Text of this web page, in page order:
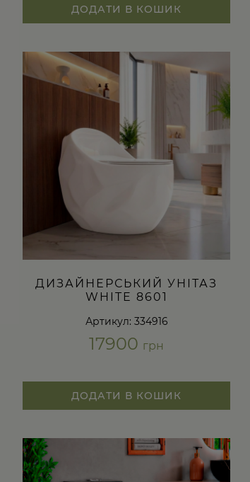
ДОДАТИ В КОШИК
ДИЗАЙНЕРСЬКИЙ УНІТАЗ
WHITE 8601
Артикул: 334916
17900 грн
ДОДАТИ В КОШИК